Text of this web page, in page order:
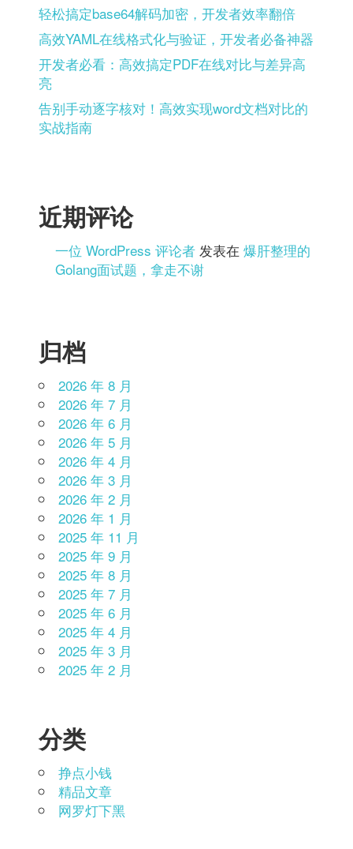
轻松搞定base64解码加密，开发者效率翻倍
高效YAML在线格式化与验证，开发者必备神器
开发者必看：高效搞定PDF在线对比与差异高
亮
告别手动逐字核对！高效实现word文档对比的
实战指南
近期评论
一位 WordPress 评论者 发表在爆肝整理的
Golang面试题，拿走不谢
归档
2026 年 8 月
2026 年 7 月
2026 年 6 月
2026 年 5 月
2026 年 4 月
2026 年 3 月
2026 年 2 月
2026 年 1 月
2025 年 11 月
2025 年 9 月
2025 年 8 月
2025 年 7 月
2025 年 6 月
2025 年 4 月
2025 年 3 月
2025 年 2 月
分类
挣点小钱
精品文章
网罗灯下黑